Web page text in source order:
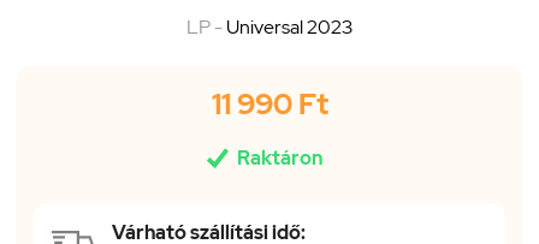
LP -Universal 2023
11 990 Ft
 Raktáron
Várható szállítási idő: